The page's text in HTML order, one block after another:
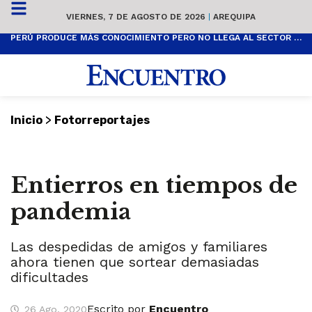
VIERNES, 7 DE AGOSTO DE 2026 | AREQUIPA
PERÚ PRODUCE MÁS CONOCIMIENTO PERO NO LLEGA AL SECTOR PRODUCTIVO
Inicio > Fotorreportajes
Entierros en tiempos de
pandemia
Las despedidas de amigos y familiares
ahora tienen que sortear demasiadas
dificultades
26 Ago, 2020Escrito por Encuentro